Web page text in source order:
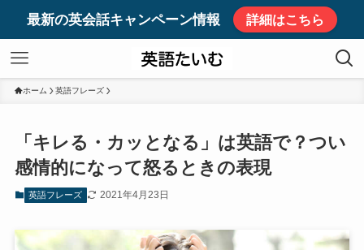
最新の英会話キャンペーン情報 詳細はこちら
ホーム 英語フレーズ
「キレる・カッとなる」は英語で？つい
感情的になって怒るときの表現
英語フレーズ 2021年4月23日